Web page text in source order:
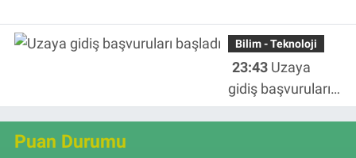
Bilim - Teknoloji
23:43Uzaya
gidiş başvuruları
başladı
Puan Durumu